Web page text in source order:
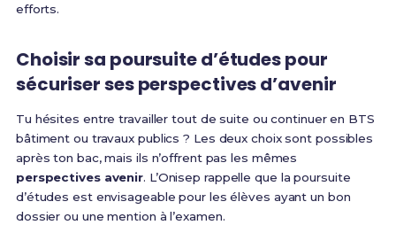
efforts.
Choisir sa poursuite d’études pour
sécuriser ses perspectives d’avenir
Tu hésites entre travailler tout de suite ou continuer en BTS
bâtiment ou travaux publics ? Les deux choix sont possibles
après ton bac, mais ils n’offrent pas les mêmes
perspectives avenir. L’Onisep rappelle que la poursuite
d’études est envisageable pour les élèves ayant un bon
dossier ou une mention à l’examen.